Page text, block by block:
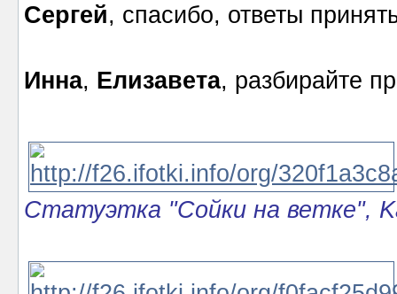
Сергей, спасибо, ответы
Инна, Елизавета, разбирайте
Статуэтка "Сойки на ветке",